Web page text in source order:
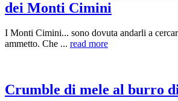
dei Monti Cimini
I Monti Cimini... sono dovuta andarli a
ammetto. Che ... read more
Crumble di mele al burro